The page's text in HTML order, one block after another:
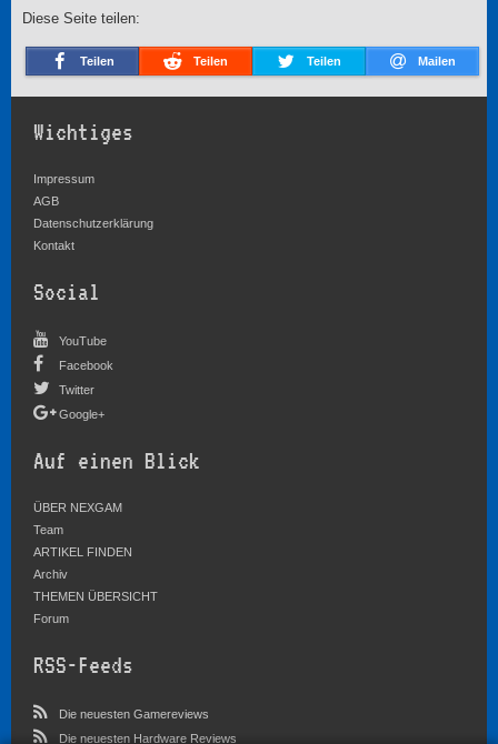
Diese Seite teilen:
Teilen Teilen Teilen Mailen
Wichtiges
Impressum
AGB
Datenschutzerklärung
Kontakt
Social
YouTube
Facebook
Twitter
Google+
Auf einen Blick
ÜBER NEXGAM
Team
ARTIKEL FINDEN
Archiv
THEMEN ÜBERSICHT
Forum
RSS-Feeds
Die neuesten Gamereviews
Die neuesten Hardware Reviews